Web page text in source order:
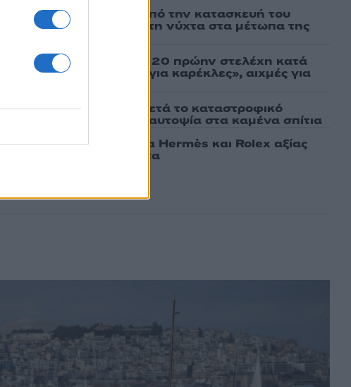
Οι πρώτες εικόνες από την κατασκευή του
που θα επιχειρεί και τη νύχτα στα μέτωπα της
Μουτσάτσου και ακόμη 20 πρώην στελέχη κατά
«Δεν αποχωρήσαμε για καρέκλες», αιχμές για
το Πόρτο Γερμενό μετά το καταστροφικό
φωτιάς – Ξεκίνησε η αυτοψία στα καμένα σπίτια
άρπαξε τσάντα Hermès και Rolex αξίας
από Ουκρανό τουρίστα